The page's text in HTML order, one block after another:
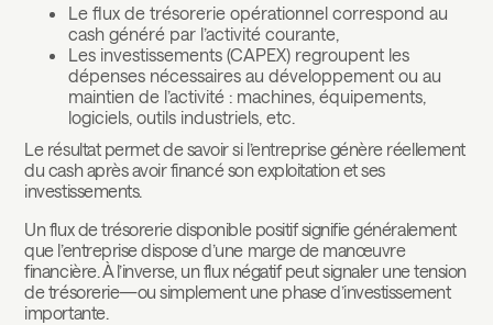
Le flux de trésorerie opérationnel correspond au
cash généré par l’activité courante,
Les investissements (CAPEX) regroupent les
dépenses nécessaires au développement ou au
maintien de l’activité : machines, équipements,
logiciels, outils industriels, etc.
Le résultat permet de savoir si l’entreprise génère réellement
du cash après avoir financé son exploitation et ses
investissements.
Un flux de trésorerie disponible positif signifie généralement
que l’entreprise dispose d’une marge de manœuvre
financière. À l’inverse, un flux négatif peut signaler une tension
de trésorerie—ou simplement une phase d’investissement
importante.